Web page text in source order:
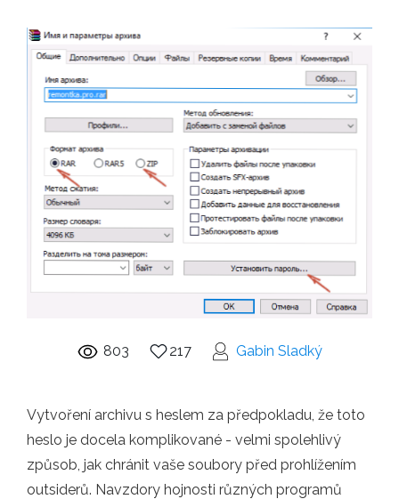
803 217 Gabin Sladký
Vytvoření archivu s heslem za předpokladu, že toto
heslo je docela komplikované - velmi spolehlivý
způsob, jak chránit vaše soubory před prohlížením
outsiderů. Navzdory hojnosti různých programů